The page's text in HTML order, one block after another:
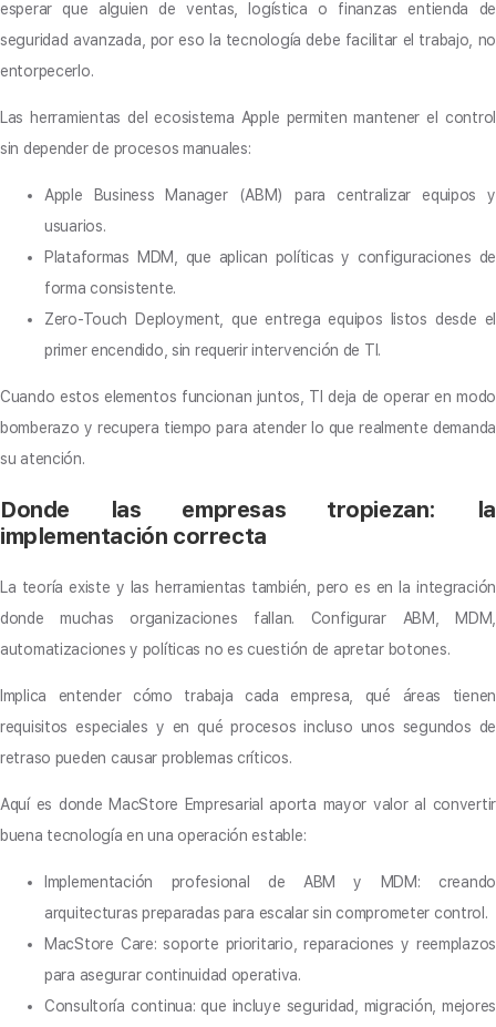
esperar que alguien de ventas, logística o finanzas entienda de
seguridad avanzada, por eso la tecnología debe facilitar el trabajo, no
entorpecerlo.
Las herramientas del ecosistema Apple permiten mantener el control
sin depender de procesos manuales:
Apple Business Manager (ABM) para centralizar equipos y
usuarios.
Plataformas MDM, que aplican políticas y configuraciones de
forma consistente.
Zero-Touch Deployment, que entrega equipos listos desde el
primer encendido, sin requerir intervención de TI.
Cuando estos elementos funcionan juntos, TI deja de operar en modo
bomberazo y recupera tiempo para atender lo que realmente demanda
su atención.
Donde las empresas tropiezan: la
implementación correcta
La teoría existe y las herramientas también, pero es en la integración
donde muchas organizaciones fallan. Configurar ABM, MDM,
automatizaciones y políticas no es cuestión de apretar botones.
Implica entender cómo trabaja cada empresa, qué áreas tienen
requisitos especiales y en qué procesos incluso unos segundos de
retraso pueden causar problemas críticos.
Aquí es donde MacStore Empresarial aporta mayor valor al convertir
buena tecnología en una operación estable:
Implementación profesional de ABM y MDM: creando
arquitecturas preparadas para escalar sin comprometer control.
MacStore Care: soporte prioritario, reparaciones y reemplazos
para asegurar continuidad operativa.
Consultoría continua: que incluye seguridad, migración, mejores